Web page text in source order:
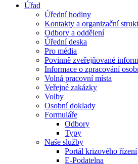
Úřad
Úřední hodiny
Kontakty a organizační
Odbory a oddělení
Úřední deska
Pro média
Povinně zveřejňované
Informace o zpracování
Volná pracovní místa
Veřejné zakázky
Volby
Osobní doklady
Formuláře
Odbory
Typy
Naše služby
Portál krizového řízení
E-Podatelna